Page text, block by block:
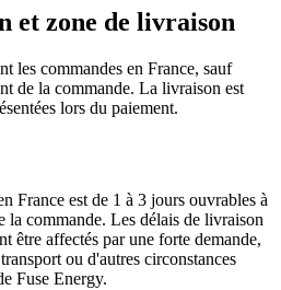
et zone de livraison
les commandes en France, sauf
de la commande. La livraison est
lors du paiement.
France est de 1 à 3 jours ouvrables à
la commande. Les délais de livraison
être affectés par une forte demande,
ou d'autres circonstances
Fuse Energy.